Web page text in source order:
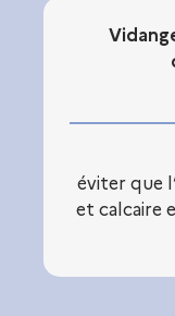
éviter que
et calcaire